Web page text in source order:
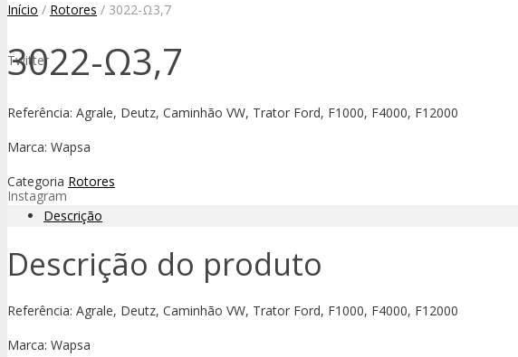
Twitter
Instagram
Início / Rotores / 3022-Ω3,7
3022-Ω3,7
Referência: Agrale, Deutz, Caminhão VW, Trator Ford, F1000, F4000, F12000
Marca: Wapsa
Categoria Rotores
Descrição
Descrição do produto
Referência: Agrale, Deutz, Caminhão VW, Trator Ford, F1000, F4000, F12000
Marca: Wapsa